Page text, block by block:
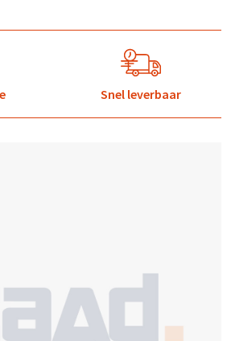
Snel leverbaar